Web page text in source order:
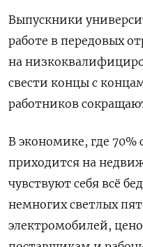
Выпускники
работе в передовых
на
свести концы с
работников
В экономике, где 70%
приходится на
чувствуют себя всё
немногих светлых
электромобилей,